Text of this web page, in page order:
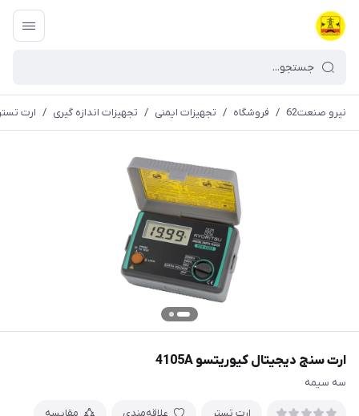
نیرو صنعت62 / فروشگاه / تجهیزات ایمنی / تجهیزات اندازه گیری / ارت
ارت سنج دیجیتال کیوریتسو 4105A
سه سیمه
ارت تستر علاقه‌مندی مقایسه